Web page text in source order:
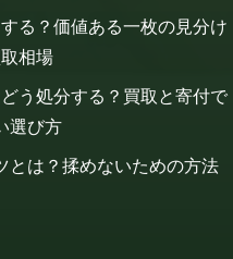
る？価値ある一枚の見分け
相場
う処分する？買取と寄付で
選び方
とは？揉めないための方法